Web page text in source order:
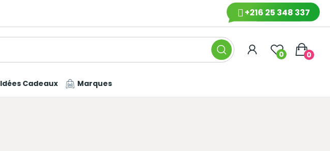
+216 25 348 337
0 0
Idées Cadeaux Marques